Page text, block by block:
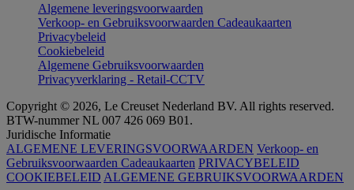
Algemene leveringsvoorwaarden
Verkoop- en Gebruiksvoorwaarden Cadeaukaarten
Privacybeleid
Cookiebeleid
Algemene Gebruiksvoorwaarden
Privacyverklaring - Retail-CCTV
Copyright © 2026, Le Creuset Nederland BV. All rights reserved.
BTW-nummer NL 007 426 069 B01.
Juridische Informatie
ALGEMENE LEVERINGSVOORWAARDEN Verkoop- en
Gebruiksvoorwaarden Cadeaukaarten PRIVACYBELEID
COOKIEBELEID ALGEMENE GEBRUIKSVOORWAARDEN